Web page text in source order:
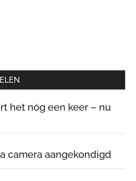
het nóg een keer – nu
camera aangekondigd